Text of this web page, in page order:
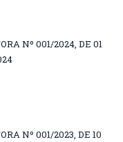
Nº 001/2024, DE 01
Nº 001/2023, DE 10